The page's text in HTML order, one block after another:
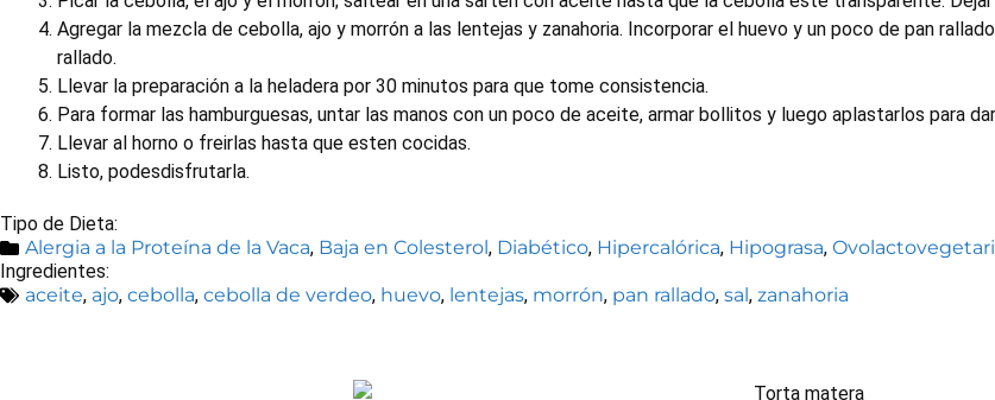
Agregar la mezcla de cebolla, ajo y morrón a las lentejas y zanahoria. Incorporar el huevo y un poco de pan
rallado.
Llevar la preparación a la heladera por 30 minutos para que tome consistencia.
Para formar las hamburguesas, untar las manos con un poco de aceite, armar bollitos y luego aplastarlos para
Llevar al horno o freirlas hasta que esten cocidas.
Listo, podesdisfrutarla.
Tipo de Dieta:
Alergia a la Proteína de la Vaca, Baja en Colesterol, Diabético, Hipercalórica, Hipograsa,
Ingredientes:
aceite, ajo, cebolla, cebolla de verdeo, huevo, lentejas, morrón, pan rallado, sal, zanahoria